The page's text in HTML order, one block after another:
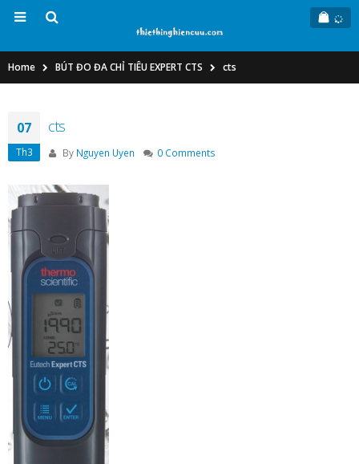
Home BÚT ĐO ĐA CHỈ TIÊU EXPERT CTS cts
07
Th3
cts
By Nguyen Uyen 0 Comments